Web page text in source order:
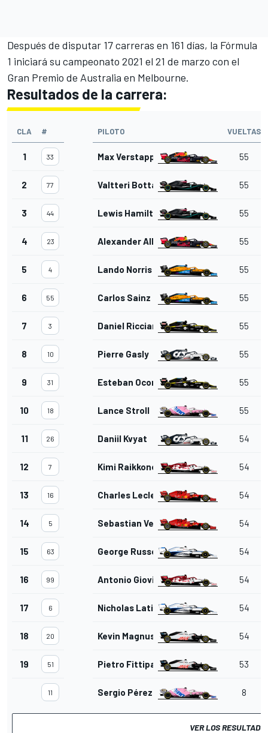
Después de disputar 17 carreras en 161 días, la Fórmula
1 iniciará su campeonato 2021 el 21 de marzo con el
Gran Premio de Australia en Melbourne.
Resultados de la carrera:
CLA # PILOTO VUELTAS
1 33 Max Verstappen 55
2 77 Valtteri Bottas 55
3 44 Lewis Hamilton 55
4 23 Alexander Albon 55
5 4 Lando Norris 55
6 55 Carlos Sainz Jr. 55
7 3 Daniel Ricciardo 55
8 10 Pierre Gasly 55
9 31 Esteban Ocon 55
10 18 Lance Stroll 55
11 26 Daniil Kvyat 54
12 7 Kimi Raikkonen 54
13 16 Charles Leclerc 54
14 5 Sebastian Vettel 54
15 63 George Russell 54
16 99 Antonio Giovinazzi 54
17 6 Nicholas Latifi 54
18 20 Kevin Magnussen 54
19 51 Pietro Fittipaldi 53
11 Sergio Pérez 8
VER LOS